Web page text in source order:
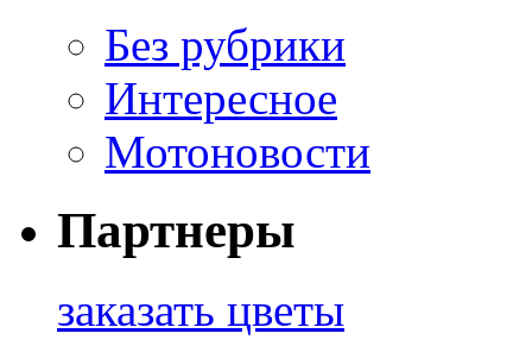
Без рубрики
Интересное
Мотоновости
Партнеры
заказать цветы